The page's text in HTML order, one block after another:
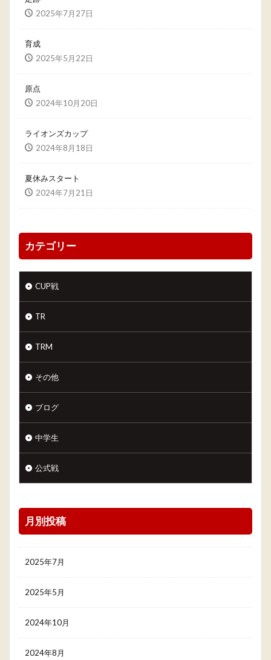
2025年7月27日
育成
2025年5月22日
原点
2024年10月20日
ライオンズカップ
2024年8月18日
夏休みスタート
2024年7月21日
カテゴリー
CUP戦
TR
TRM
その他
ブログ
中学生
公式戦
月別投稿
2025年7月
2025年5月
2024年10月
2024年8月